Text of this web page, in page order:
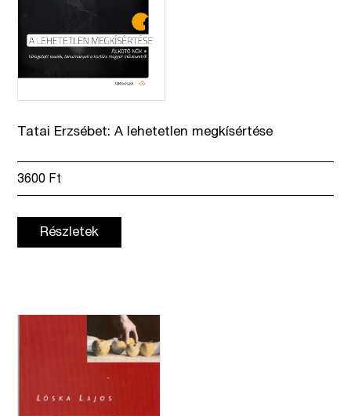
Tatai Erzsébet: A lehetetlen megkísértése
3600 Ft
Részletek